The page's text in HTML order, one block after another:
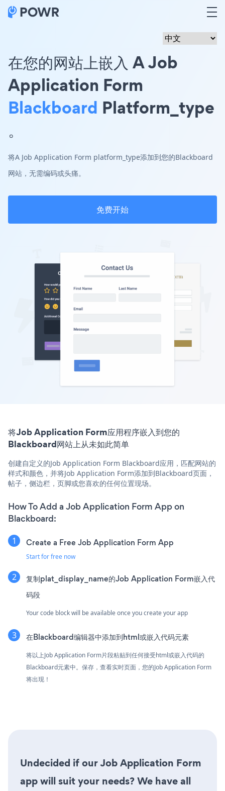
在您的网站上嵌入 A Job
Application Form
Blackboard Platform_type
。
将A Job Application Form platform_type添加到您的Blackboard
网站，无需编码或头痛。
免费开始
将Job Application Form应用程序嵌入到您的
Blackboard网站上从未如此简单
创建自定义的Job Application Form Blackboard应用，匹配网站的
样式和颜色，并将Job Application Form添加到Blackboard页面，
帖子，侧边栏，页脚或您喜欢的任何位置现场。
How To Add a Job Application Form App on
Blackboard:
Create a Free Job Application Form App
Start for free now
复制plat_display_name的Job Application Form嵌入代
码段
Your code block will be available once you create your app
在Blackboard编辑器中添加到html或嵌入代码元素
将以上Job Application Form片段粘贴到任何接受html或嵌入代码的
Blackboard元素中。保存，查看实时页面，您的Job Application Form
将出现！
Undecided if our Job Application Form
app will suit your needs? We have all